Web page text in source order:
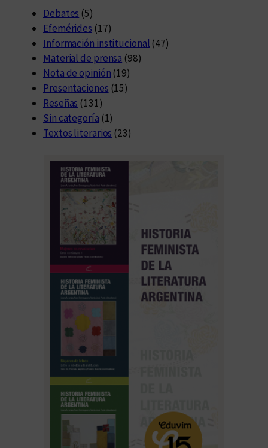
Debates (5)
Efemérides (17)
Información institucional (47)
Material de prensa (98)
Nota de opinión (19)
Presentaciones (15)
Reseñas (131)
Sin categoría (1)
Textos literarios (23)